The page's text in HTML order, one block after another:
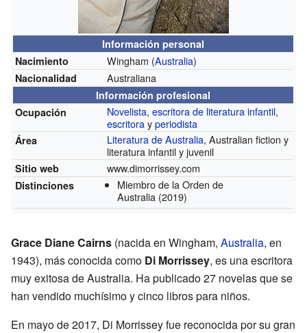
Información personal
Nacimiento
Wingham (Australia)
Nacionalidad Australiana
Información profesional
Ocupación
Novelista,escritora de literatura infantil,
escritorayperiodista
Área Literatura de Australia, Australian fiction y
literatura infantil y juvenil
Sitio web www.dimorrissey.com
Distinciones
Miembro de la Orden de
Australia (2019)
Grace Diane Cairns (nacida en Wingham, Australia, en
1943), más conocida como Di Morrissey, es una escritora
muy exitosa de Australia. Ha publicado 27 novelas que se
han vendido muchísimo y cinco libros para niños.
En mayo de 2017, Di Morrissey fue reconocida por su gran